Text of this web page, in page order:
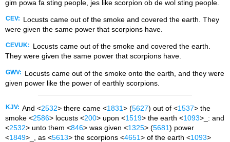
gim powa fa sting people, jes like scorpion ob de wol sting people.
CEV:
Locusts came out of the smoke and covered the earth. They
were given the same power that scorpions have.
CEVUK:
Locusts came out of the smoke and covered the earth.
They were given the same power that scorpions have.
GWV:
Locusts came out of the smoke onto the earth, and they were
given power like the power of earthly scorpions.
KJV: And <2532> there came <1831> (5627) out of <1537> the
smoke <2586> locusts <200> upon <1519> the earth <1093>_: and
<2532> unto them <846> was given <1325> (5681) power
<1849>_, as <5613> the scorpions <4651> of the earth <1093>